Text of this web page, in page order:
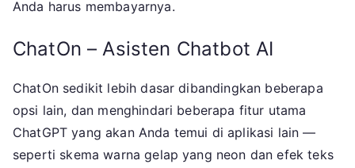
Anda harus membayarnya.
ChatOn – Asisten Chatbot AI
ChatOn sedikit lebih dasar dibandingkan beberapa
opsi lain, dan menghindari beberapa fitur utama
ChatGPT yang akan Anda temui di aplikasi lain —
seperti skema warna gelap yang neon dan efek teks